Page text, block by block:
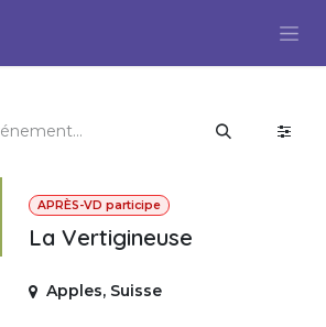
APRÈS-VD participe
La Vertigineuse
Apples, Suisse